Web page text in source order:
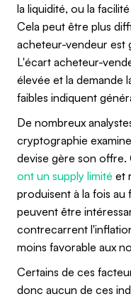
la liquidité, ou la
Cela peut être plus
acheteur-vendeur est
L'écart acheteur-
élevée et la demande
faibles indiquent
De nombreux
cryptographie
devise gère son
ont un supply limité et
produisent à la fois au
peuvent être
contrecarrent
moins favorable aux
Certains de ces
donc aucun de ces